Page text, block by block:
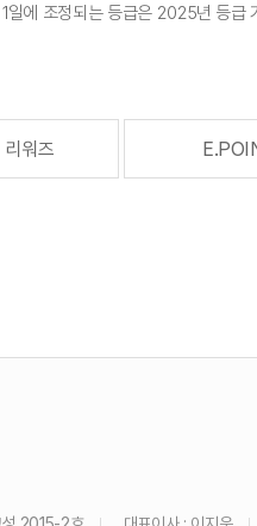
에 조정되는 등급은 2025년 등급
리워즈